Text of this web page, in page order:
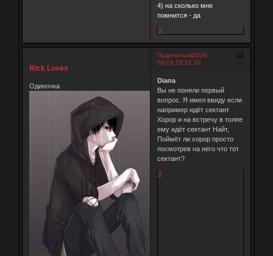
4) на сколько мне
помнится - да
0
Поделиться 13
2008-
02-15 22:21:32
Rick Loves
Одиночка
Diana
Вы не поняли первый
вопрос. Я имел ввиду если
например идёт сектант
Хорор и на встречу в толпе
ему идёт сектант Найт,
Поймёт ли хорор просто
посмотрев на него что тот
сектант?
0